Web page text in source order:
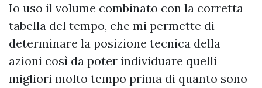
Io uso il volume combinato con la corretta
tabella del tempo, che mi permette di
determinare la posizione tecnica della
azioni così da poter individuare quelli
migliori molto tempo prima di quanto sono